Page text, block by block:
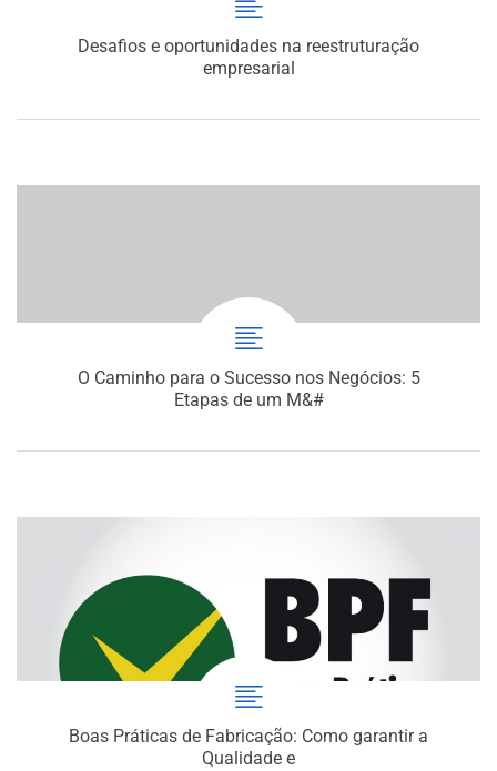
Desafios e oportunidades na reestruturação
empresarial
O Caminho para o Sucesso nos Negócios: 5
Etapas de um M&#
Boas Práticas de Fabricação: Como garantir a
Qualidade e